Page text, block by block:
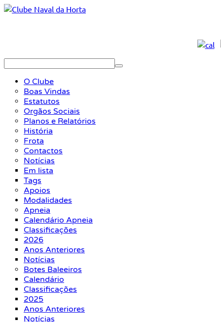
O Clube
Boas Vindas
Estatutos
Orgãos Sociais
Planos e Relatórios
História
Frota
Contactos
Notícias
Em lista
Tags
Apoios
Modalidades
Apneia
Calendário Apneia
Classificações
2026
Anos Anteriores
Notícias
Botes Baleeiros
Calendário
Classificações
2025
Anos Anteriores
Notícias